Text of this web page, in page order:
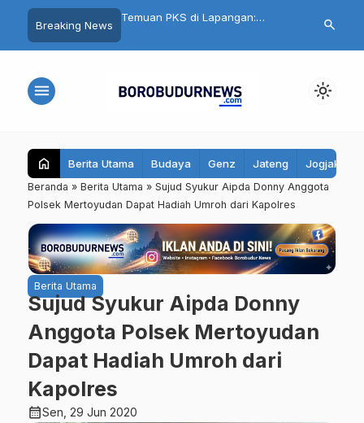
Breaking News
Santri Al Hidayat
Edukasi Remaja
Temuan PKS di Lapangan:
Terlambat, Kain Kaku hingga Ada
Cuma
Mall
search
menu light_mode
home Berita Utama Budaya Genz Jateng Jogjakarta
Beranda » Berita Utama » Sujud Syukur Aipda Donny Anggota
Polsek Mertoyudan Dapat Hadiah Umroh dari Kapolres
Berita Utama
Sujud Syukur Aipda Donny
Anggota Polsek Mertoyudan
Dapat Hadiah Umroh dari
Kapolres
calendar_monthSen, 29 Jun 2020